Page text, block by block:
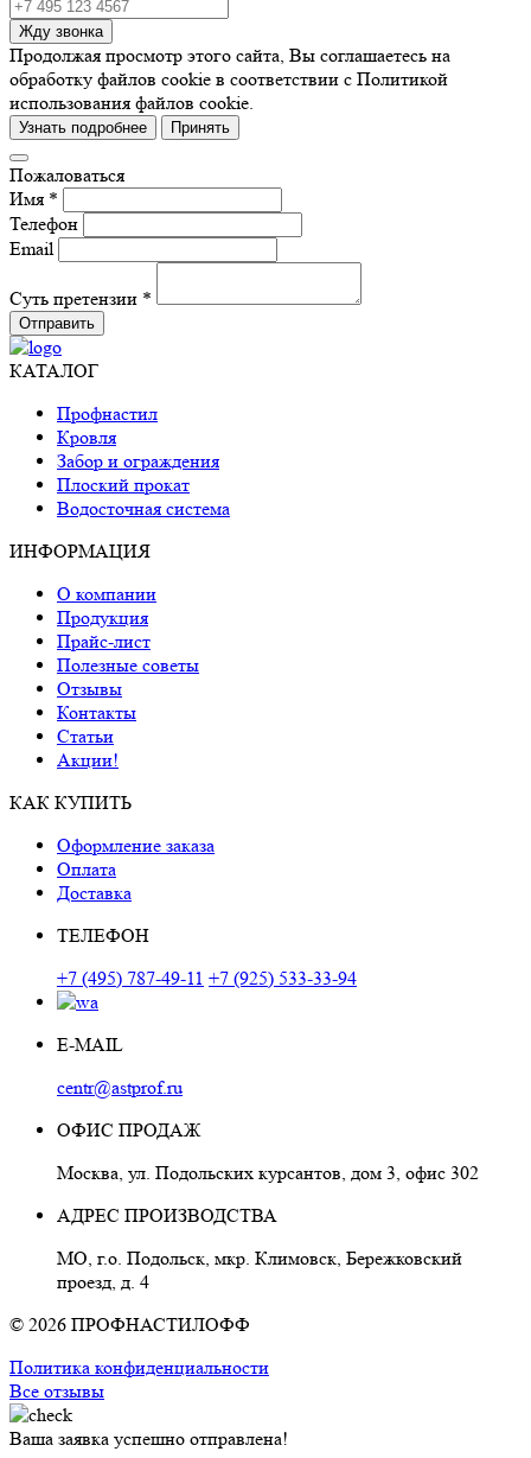
Жду звонка
Продолжая просмотр этого сайта, Вы соглашаетесь на
обработку файлов cookie в соответствии с Политикой
использования файлов cookie.
Узнать подробнее Принять
Пожаловаться
Имя *
Телефон
Email
Суть претензии *
Отправить
КАТАЛОГ
Профнастил
Кровля
Забор и ограждения
Плоский прокат
Водосточная система
ИНФОРМАЦИЯ
О компании
Продукция
Прайс-лист
Полезные советы
Отзывы
Контакты
Статьи
Акции!
КАК КУПИТЬ
Оформление заказа
Оплата
Доставка
ТЕЛЕФОН
+7 (495) 787-49-11 +7 (925) 533-33-94
E-MAIL
centr@astprof.ru
ОФИС ПРОДАЖ
Москва, ул. Подольских курсантов, дом 3, офис 302
АДРЕС ПРОИЗВОДСТВА
МО, г.о. Подольск, мкр. Климовск, Бережковский
проезд, д. 4
© 2026 ПРОФНАСТИЛОФФ
Политика конфиденциальности
Все отзывы
Ваша заявка успешно отправлена!